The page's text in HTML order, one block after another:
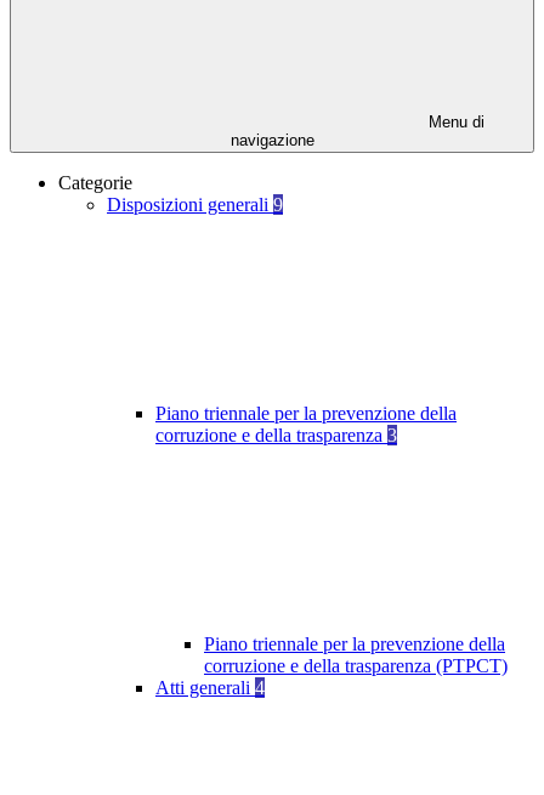
Menu di
navigazione
Categorie
Disposizioni generali 9
Piano triennale per la prevenzione della
corruzione e della trasparenza 3
Piano triennale per la prevenzione della
corruzione e della trasparenza (PTPCT)
Atti generali 4